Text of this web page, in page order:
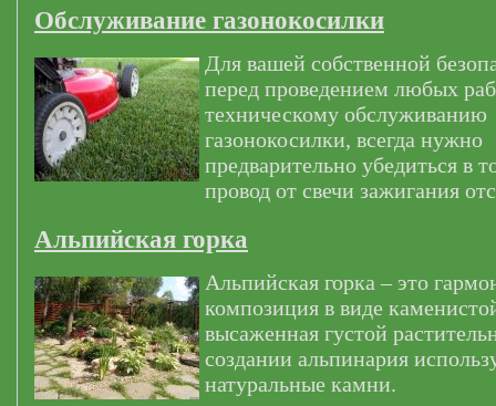
Обслуживание газонокосилки
Для вашей собственной
перед проведением любых
техническому обслуживанию
газонокосилки, всегда нужно
предварительно убедиться в
провод от свечи зажигания
Альпийская горка
Альпийская горка – это
композиция в виде
высаженная густой
создании альпинария
натуральные камни.